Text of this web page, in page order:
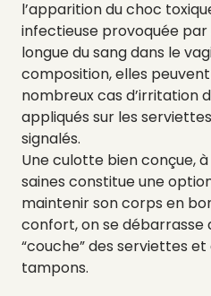
l’apparition du choc
infectieuse provoquée
longue du sang dans le
composition, elles
nombreux cas d’irritation
appliqués sur les
signalés.
Une culotte bien conçue,
saines constitue une
maintenir son corps en
confort, on se débarrasse
“couche” des serviettes et
tampons.